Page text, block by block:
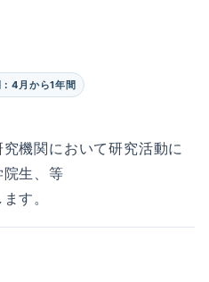
4月から1年間
機関において研究活動に
生、等
す。